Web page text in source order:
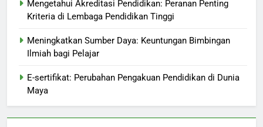
Mengetahui Akreditasi Pendidikan: Peranan Penting
Kriteria di Lembaga Pendidikan Tinggi
Meningkatkan Sumber Daya: Keuntungan Bimbingan
Ilmiah bagi Pelajar
E-sertifikat: Perubahan Pengakuan Pendidikan di Dunia
Maya